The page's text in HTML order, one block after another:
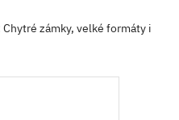
zámky, velké formáty i